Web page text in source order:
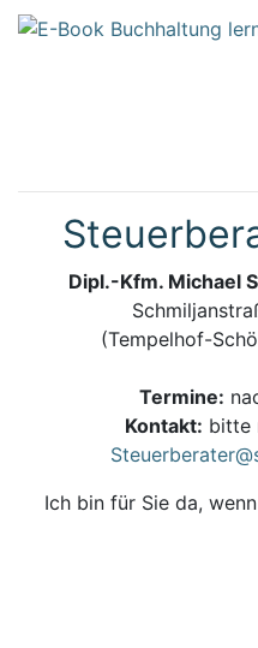
Dipl.-Kfm. Michael
(Tempelhof-
Termine:
Kontakt: bitte
Ich bin für Sie da,